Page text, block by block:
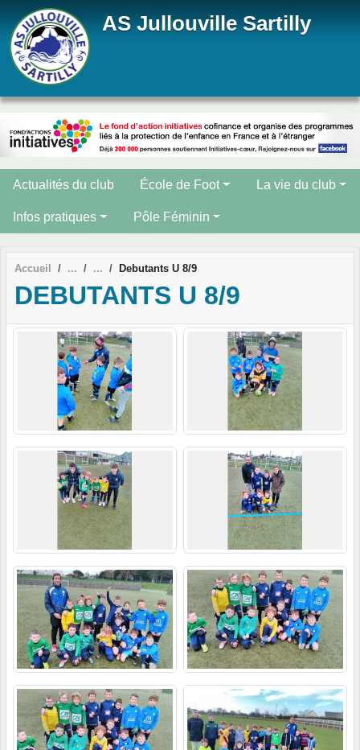
AS Jullouville Sartilly
Actualités du club École de Foot La vie du club
Infos pratiques Pôle Féminin
Accueil Debutants U 8/9
DEBUTANTS U 8/9
Panneau de gestion des cookies